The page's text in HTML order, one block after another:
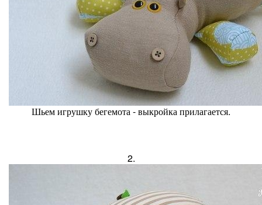
Шьем игрушку бегемота - выкройка прилагается.
2.